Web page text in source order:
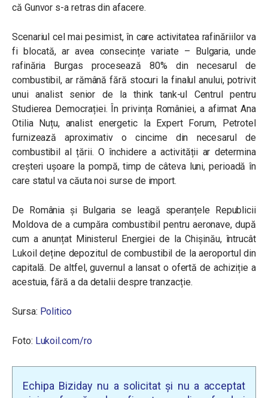
că Gunvor s-a retras din afacere.
Scenariul cel mai pesimist, în care activitatea rafinăriilor va
fi blocată, ar avea consecințe variate – Bulgaria, unde
rafinăria Burgas procesează 80% din necesarul de
combustibil, ar rămână fără stocuri la finalul anului, potrivit
unui analist senior de la think tank-ul Centrul pentru
Studierea Democrației. În privința României, a afirmat Ana
Otilia Nuțu, analist energetic la Expert Forum, Petrotel
furnizează aproximativ o cincime din necesarul de
combustibil al țării. O închidere a activității ar determina
creșteri ușoare la pompă, timp de câteva luni, perioadă în
care statul va căuta noi surse de import.
De România și Bulgaria se leagă speranțele Republicii
Moldova de a cumpăra combustibil pentru aeronave, după
cum a anunțat Ministerul Energiei de la Chișinău, întrucât
Lukoil deține depozitul de combustibil de la aeroportul din
capitală. De altfel, guvernul a lansat o ofertă de achiziție a
acestuia, fără a da detalii despre tranzacție.
Sursa: Politico
Foto: Lukoil.com/ro
Echipa Biziday nu a solicitat și nu a acceptat